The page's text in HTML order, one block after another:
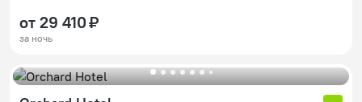
от 29 410 ₽
за ночь